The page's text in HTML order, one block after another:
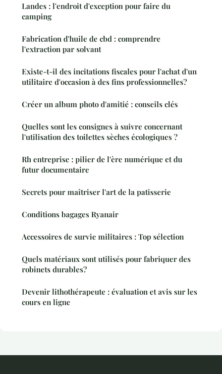
Landes : l'endroit d'exception pour faire du
camping
Fabrication d'huile de cbd : comprendre
l'extraction par solvant
Existe-t-il des incitations fiscales pour l'achat d'un
utilitaire d'occasion à des fins professionnelles?
Créer un album photo d'amitié : conseils clés
Quelles sont les consignes à suivre concernant
l'utilisation des toilettes sèches écologiques ?
Rh entreprise : pilier de l'ère numérique et du
futur documentaire
Secrets pour maîtriser l'art de la patisserie
Conditions bagages Ryanair
Accessoires de survie militaires : Top sélection
Quels matériaux sont utilisés pour fabriquer des
robinets durables?
Devenir lithothérapeute : évaluation et avis sur les
cours en ligne